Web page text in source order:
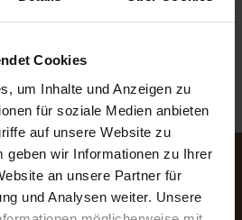
Cookies
um Inhalte und Anzeigen zu
für soziale Medien anbieten
auf unsere Website zu
geben wir Informationen zu Ihrer
an unsere Partner für
und Analysen weiter. Unsere
und Gebrauchsklasse: Klasse 3a
Buchenholz